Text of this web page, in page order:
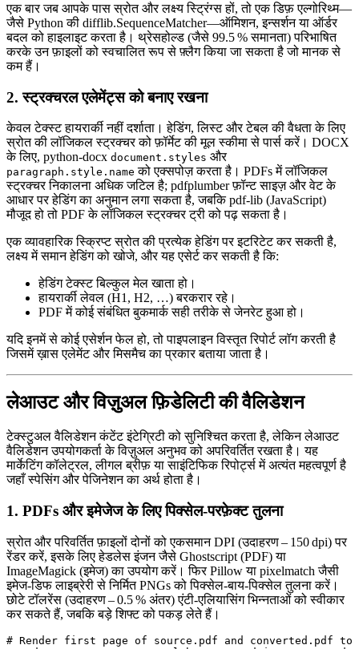
एक बार जब आपके पास स्रोत और लक्ष्य स्ट्रिंग्स हों, तो एक डिफ़ एल्गोरिथ्म—
जैसे Python की difflib.SequenceMatcher—ऑमिशन, इन्सर्शन या ऑर्डर
बदल को हाइलाइट करता है। थ्रेसहोल्ड (जैसे 99.5 % समानता) परिभाषित
करके उन फ़ाइलों को स्वचालित रूप से फ़्लैग किया जा सकता है जो मानक से
कम हैं।
2. स्ट्रक्चरल एलेमेंट्स को बनाए रखना
केवल टेक्स्ट हायरार्की नहीं दर्शाता। हेडिंग, लिस्ट और टेबल की वैधता के लिए
स्रोत की लॉजिकल स्ट्रक्चर को फ़ॉर्मेट की मूल स्कीमा से पार्स करें। DOCX
के लिए, python-docx document.styles और
paragraph.style.name को एक्सपोज़ करता है। PDFs में लॉजिकल
स्ट्रक्चर निकालना अधिक जटिल है; pdfplumberफ़ॉन्ट साइज़ और वेट के
आधार पर हेडिंग का अनुमान लगा सकता है, जबकिpdf-lib (JavaScript)
मौजूद हो तो PDF के लॉजिकल स्ट्रक्चर ट्री को पढ़ सकता है।
एक व्यावहारिक स्क्रिप्ट स्रोत की प्रत्येक हेडिंग पर इटरिटेट कर सकती है,
लक्ष्य में समान हेडिंग को खोजे, और यह एसेर्ट कर सकती है कि:
हेडिंग टेक्स्ट बिल्कुल मेल खाता हो।
हायरार्की लेवल (H1, H2, …) बरकरार रहे।
PDF में कोई संबंधित बुकमार्क सही तरीके से जेनरेट हुआ हो।
यदि इनमें से कोई एसेर्शन फेल हो, तो पाइपलाइन विस्तृत रिपोर्ट लॉग करती है
जिसमें ख़ास एलेमेंट और मिसमैच का प्रकार बताया जाता है।
लेआउट और विज़ुअल फ़िडेलिटी की वैलिडेशन
टेक्स्टुअल वैलिडेशन कंटेंट इंटेग्रिटी को सुनिश्चित करता है, लेकिन लेआउट
वैलिडेशन उपयोगकर्ता के विज़ुअल अनुभव को अपरिवर्तित रखता है। यह
मार्केटिंग कॉलेट्रल, लीगल ब्रीफ़ या साइंटिफिक रिपोर्ट्स में अत्यंत महत्वपूर्ण है
जहाँ स्पेसिंग और पेजिनेशन का अर्थ होता है।
1. PDFs और इमेजेज के लिए पिक्सेल‑परफ़ेक्ट तुलना
स्रोत और परिवर्तित फ़ाइलों दोनों को एकसमान DPI (उदाहरण – 150 dpi) पर
रेंडर करें, इसके लिए हेडलेस इंजन जैसे Ghostscript (PDF) या
ImageMagick (इमेज) का उपयोग करें। फिरPillowया pixelmatch जैसी
इमेज‑डिफ लाइब्रेरी से निर्मित PNGs को पिक्सेल‑बाय‑पिक्सेल तुलना करें।
छोटे टॉलरेंस (उदाहरण – 0.5 % अंतर) एंटी‑एलियासिंग भिन्नताओं को स्वीकार
कर सकते हैं, जबकि बड़े शिफ्ट को पकड़ लेते हैं।
# Render first page of source.pdf and converted.pdf to